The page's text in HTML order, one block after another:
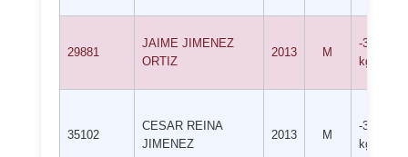
29881
JAIME JIMENEZ
ORTIZ
2013 M
-38
kg
35102
CESAR REINA
JIMENEZ
2013 M
-38
kg